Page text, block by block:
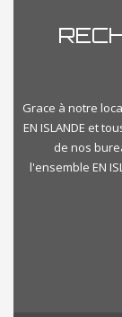
Grace à notre
EN ISLANDE et
de nos
l'ensemble EN